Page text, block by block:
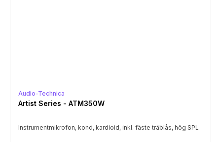
Audio-Technica
Artist Series - ATM350W
Instrumentmikrofon, kond, kardioid, inkl. fäste träblås, hög SPL